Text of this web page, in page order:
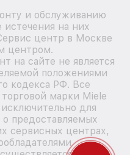
и обслуживанию
на них
центр в Москве
центром.
на сайте не является
положениями
кодекса РФ. Все
марки Miele
для
предоставляемых
сервисных центрах,